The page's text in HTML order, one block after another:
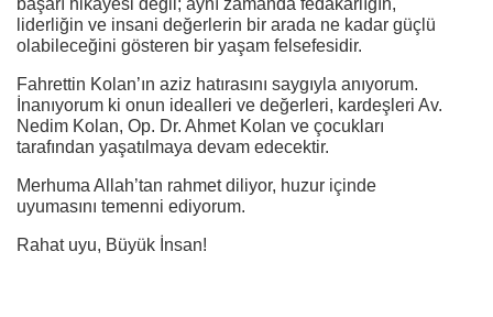
başarı hikayesi değil; aynı zamanda fedakârlığın,
liderliğin ve insani değerlerin bir arada ne kadar güçlü
olabileceğini gösteren bir yaşam felsefesidir.
Fahrettin Kolan’ın aziz hatırasını saygıyla anıyorum.
İnanıyorum ki onun idealleri ve değerleri, kardeşleri Av.
Nedim Kolan, Op. Dr. Ahmet Kolan ve çocukları
tarafından yaşatılmaya devam edecektir.
Merhuma Allah’tan rahmet diliyor, huzur içinde
uyumasını temenni ediyorum.
Rahat uyu, Büyük İnsan!